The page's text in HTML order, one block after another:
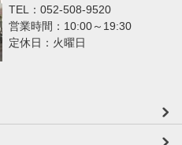
TEL：052-508-9520
営業時間：10:00～19:30
定休日：火曜日